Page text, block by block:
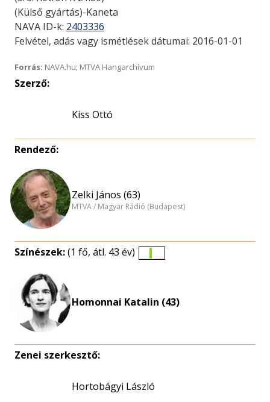
(Külső gyártás)-Kaneta
NAVA ID-k: 2403336
Felvétel, adás vagy ismétlések dátumai: 2016-01-01
Forrás: NAVA.hu; MTVA Hangarchívum
Szerző:
Kiss Ottó
Rendező:
Zelki János (63)
MTVA / Magyar Rádió (Budapest)
Színészek:(1 fő, átl. 43 év)
Homonnai Katalin (43)
Zenei szerkesztő:
Hortobágyi László